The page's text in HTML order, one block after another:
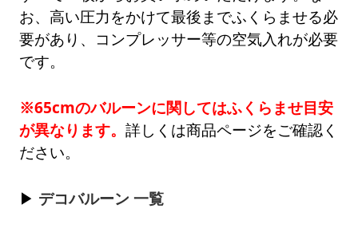
お、高い圧力をかけて最後までふくらませる必
要があり、コンプレッサー等の空気入れが必要
です。
※65cmのバルーンに関してはふくらませ目安
が異なります。詳しくは商品ページをご確認く
ださい。
デコバルーン 一覧